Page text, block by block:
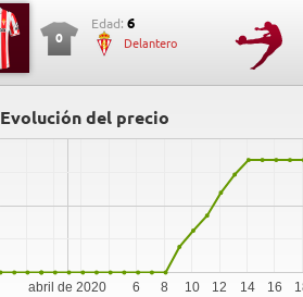
0
Edad: 6
Delantero
Evolución del precio
abril de 2020 6 8 10 12 14 16